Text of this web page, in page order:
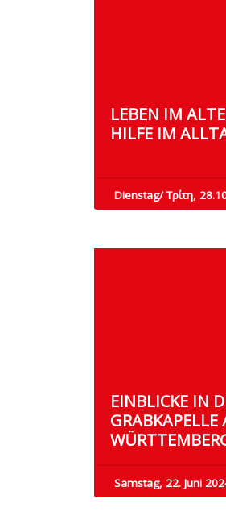
LEBEN IM
HILFE IM
Dienstag/ Τρίτη,
EINBLICKE IN
GRABKAPELLE
Samstag, 22. Juni